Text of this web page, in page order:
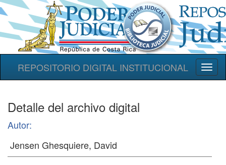
REPOSITORIO DIGITAL INSTITUCIONAL
Detalle del archivo digital
Autor: